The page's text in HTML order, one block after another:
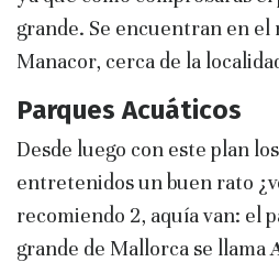
grande. Se encuentran en el
Manacor, cerca de la
Parques Acuáticos
Desde luego con este plan
entretenidos un buen rato
recomiendo 2, aquía van: el
grande de Mallorca se llama